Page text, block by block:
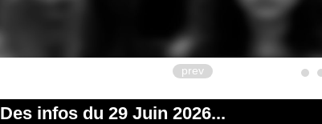
prev
Des infos du 29 Juin 2026...